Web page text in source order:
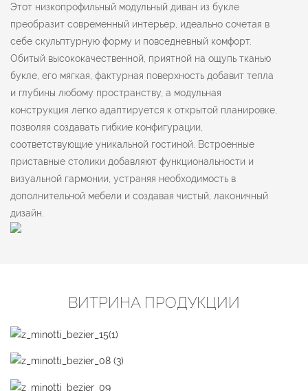
Этот низкопрофильный модульный диван из букле
преобразит современный интерьер, идеально сочетая в
себе скульптурную форму и повседневный комфорт.
Обитый высококачественной, приятной на ощупь тканью
букле, его мягкая, фактурная поверхность добавит тепла
и глубины любому пространству, а модульная
конструкция легко адаптируется к открытой планировке,
позволяя создавать гибкие конфигурации,
соответствующие уникальной гостиной. Встроенные
приставные столики добавляют функциональности и
визуальной гармонии, устраняя необходимость в
дополнительной мебели и создавая чистый, лаконичный
дизайн.
ВИТРИНА ПРОДУКЦИИ